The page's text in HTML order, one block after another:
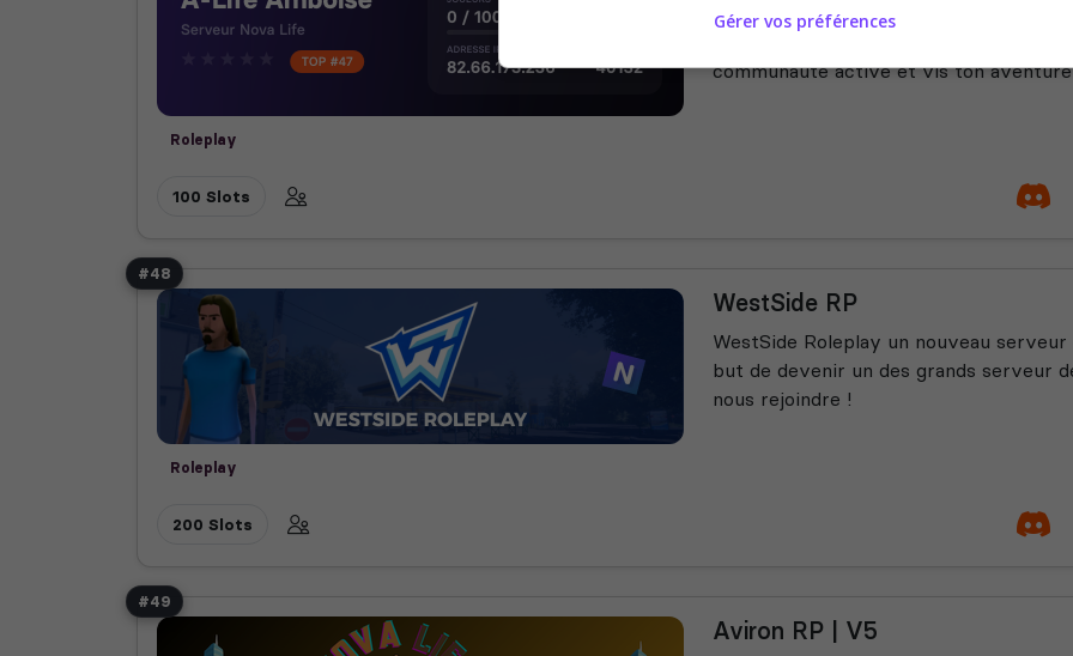
Roleplay
🌆 A-Life Amboise – Nova Life
chaque choix compte ! Deviens qui tu
communauté active et vis ton aventure
100 Slots
#48
Roleplay
WestSide RP
WestSide Roleplay un nouveau
but de devenir un des grands serveur
nous rejoindre !
200 Slots
#49
Aviron RP | V5
Gérer vos préférences